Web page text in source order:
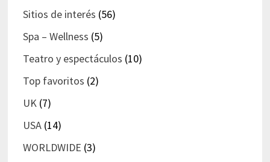
Sitios de interés (56)
Spa – Wellness (5)
Teatro y espectáculos (10)
Top favoritos (2)
UK(7)
USA(14)
WORLDWIDE (3)